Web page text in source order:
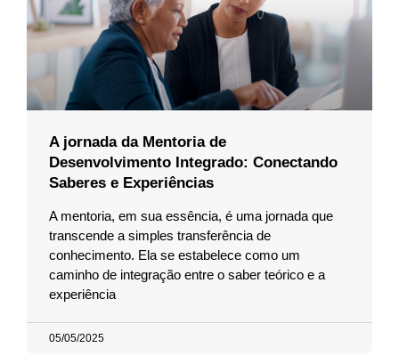
A jornada da Mentoria de
Desenvolvimento Integrado: Conectando
Saberes e Experiências
A mentoria, em sua essência, é uma jornada que
transcende a simples transferência de
conhecimento. Ela se estabelece como um
caminho de integração entre o saber teórico e a
experiência
05/05/2025